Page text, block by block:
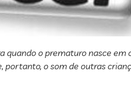
o prematuro nasce em
o som de outras